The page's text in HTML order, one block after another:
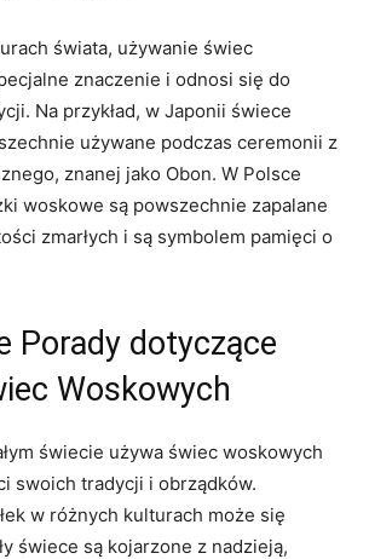
świata, używanie świec‌
znaczenie i odnosi się do
Na przykład, w Japonii świece
używane‍ podczas ceremonii z
znanej jako Obon. W Polsce
⁢woskowe są ⁤powszechnie zapalane
zmarłych i są symbolem pamięci o
Porady ‍dotyczące
Woskowych
świecie używa​ świec woskowych
swoich tradycji i obrządków.
w‍ różnych kulturach może się
świece​ są kojarzone z nadzieją,